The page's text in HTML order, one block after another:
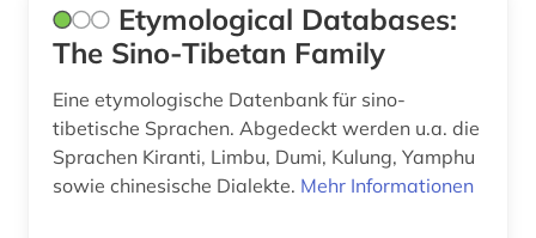
recht (1)
rechtswesen (1)
regionale geografie (2)
regionalgeschichte ostasien (1)
Etymological Databases:
The Sino-Tibetan Family
Eine etymologische Datenbank für sino-
tibetische Sprachen. Abgedeckt werden u.a. die
Sprachen Kiranti, Limbu, Dumi, Kulung, Yamphu
sowie chinesische Dialekte. Mehr Informationen